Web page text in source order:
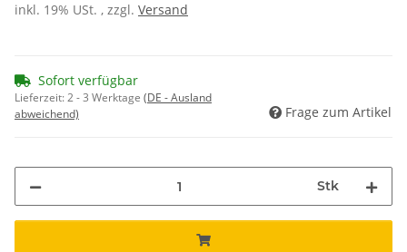
inkl. 19% USt. , zzgl. Versand
Sofort verfügbar
Lieferzeit:2 - 3 Werktage (DE - Ausland
abweichend)
Frage zum Artikel
Stk